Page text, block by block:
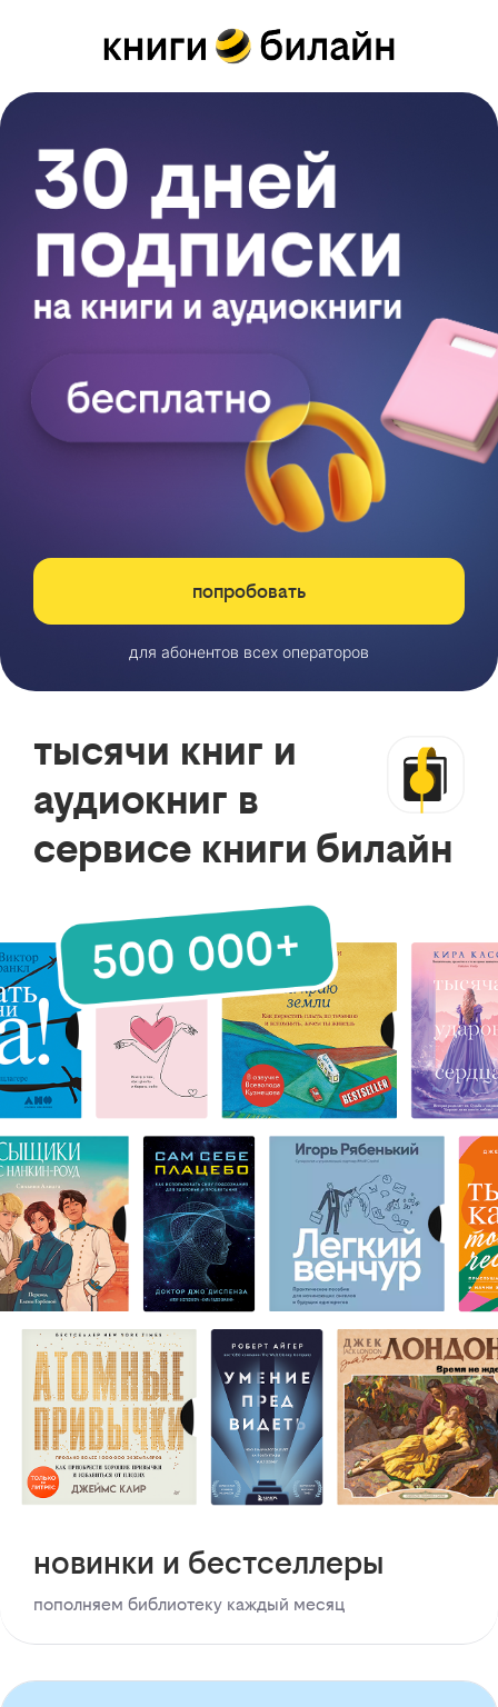
попробовать
для абонентов всех операторов
тысячи книг и
аудиокниг в
сервисе книги билайн
новинки и бестселлеры
пополняем библиотеку каждый месяц